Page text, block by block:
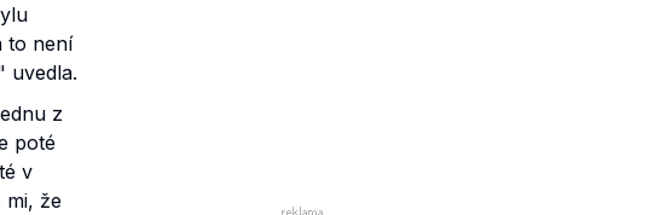
to není
uvedla.
z
poté
v
mi, že